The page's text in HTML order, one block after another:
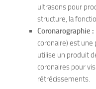
ultrasons pour
structure, la
Coronarographie :
coronaire) est une
utilise un produit
coronaires pour
rétrécissements.